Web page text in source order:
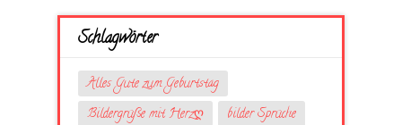
Schlagwörter
Alles Gute zum Geburtstag
Bildergrüße mit Herzღ
bilder Sprüche